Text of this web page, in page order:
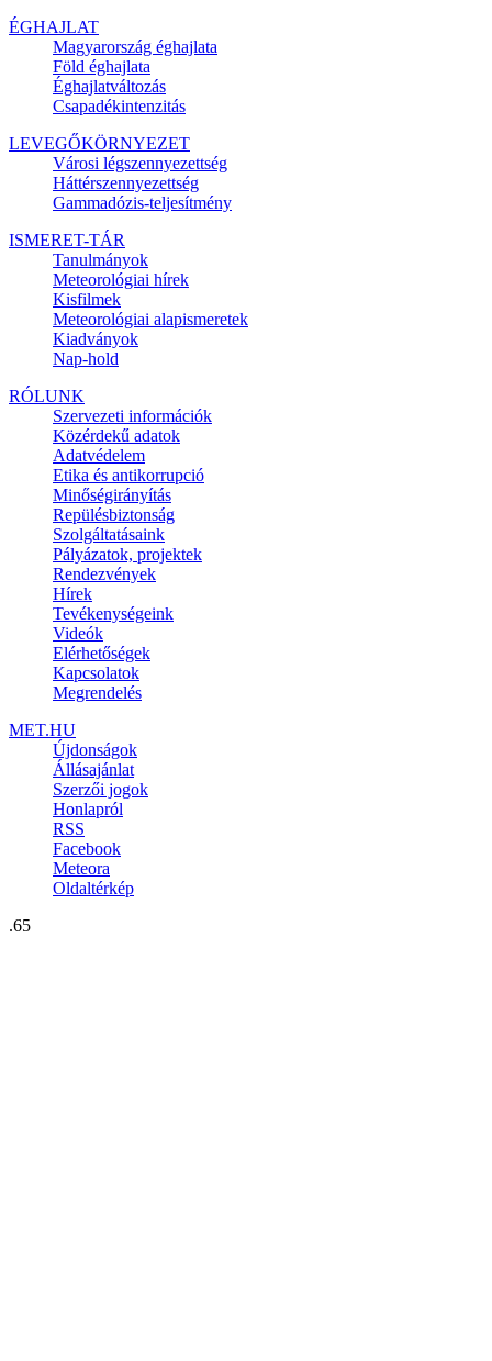
ÉGHAJLAT
Magyarország éghajlata
Föld éghajlata
Éghajlatváltozás
Csapadékintenzitás
LEVEGŐKÖRNYEZET
Városi légszennyezettség
Háttérszennyezettség
Gammadózis-teljesítmény
ISMERET-TÁR
Tanulmányok
Meteorológiai hírek
Kisfilmek
Meteorológiai alapismeretek
Kiadványok
Nap-hold
RÓLUNK
Szervezeti információk
Közérdekű adatok
Adatvédelem
Etika és antikorrupció
Minőségirányítás
Repülésbiztonság
Szolgáltatásaink
Pályázatok, projektek
Rendezvények
Hírek
Tevékenységeink
Videók
Elérhetőségek
Kapcsolatok
Megrendelés
MET.HU
Újdonságok
Állásajánlat
Szerzői jogok
Honlapról
RSS
Facebook
Meteora
Oldaltérkép
.65